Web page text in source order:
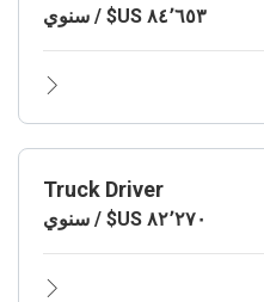
Truck Driver